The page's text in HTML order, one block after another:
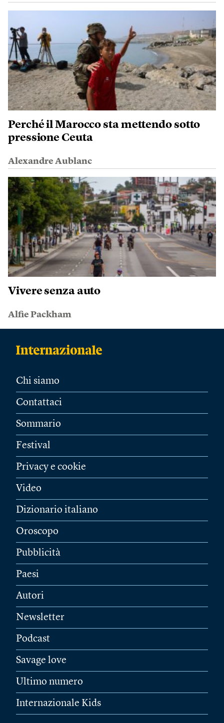
Perché il Marocco sta mettendo sotto
pressione Ceuta
Alexandre Aublanc
Vivere senza auto
Alfie Packham
Chi siamo
Contattaci
Sommario
Festival
Privacy e cookie
Video
Dizionario italiano
Oroscopo
Pubblicità
Paesi
Autori
Newsletter
Podcast
Savage love
Ultimo numero
Internazionale Kids